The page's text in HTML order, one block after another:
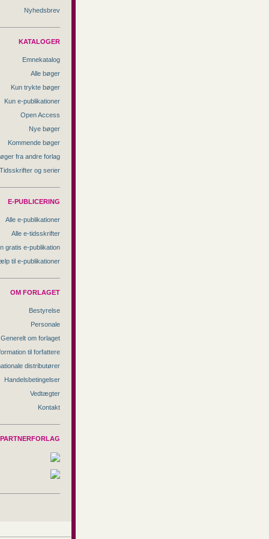
Nyhedsbrev
KATALOGER
Emnekatalog
Alle bøger
Kun trykte bøger
Kun e-publikationer
Open Access
Nye bøger
Kommende bøger
fra andre forlag
Tidsskrifter og serier
E-PUBLICERING
Alle e-publikationer
Alle e-tidsskrifter
gratis e-publikation
til e-publikationer
OM FORLAGET
Bestyrelse
Personale
Generelt om forlaget
til forfattere
distributører
Handelsbetingelser
Vedtægter
Kontakt
PARTNERFORLAG